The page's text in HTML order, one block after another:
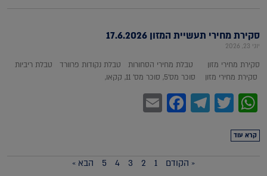
סקירת מחירי תעשיית המזון 17.6.2026
יוני 23, 2026
סקירת מחירי מזון טבלת מחירי הסחורות טבלת נקודות פרוורד טבלת ריביות
סקירת מחירי מזון סוכר מס'5, סוכר מס' 11, קקאו,
WhatsApp
Twitter
Telegram
Facebook
קרא עוד
« הקודם 1
2
3
4
5 הבא »